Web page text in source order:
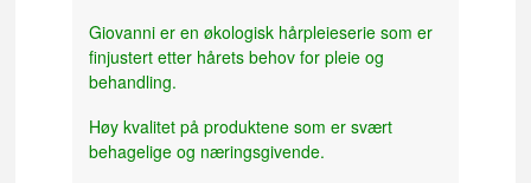
Giovanni er en økologisk hårpleieserie som er
finjustert etter hårets behov for pleie og
behandling.
Høy kvalitet på produktene som er svært
behagelige og næringsgivende.